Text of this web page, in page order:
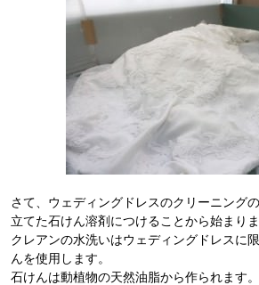
さて、ウェディングドレスのクリーニング
立てた石けん溶剤につけることから始まりま
クレアンの水洗いはウェディングドレスに
んを使用します。
石けんは動植物の天然油脂から作られます